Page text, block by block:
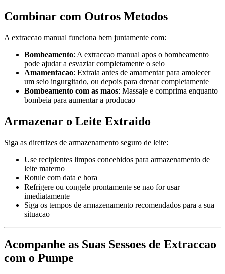
Combinar com Outros Metodos
A extraccao manual funciona bem juntamente com:
Bombeamento: A extraccao manual apos o bombeamento
pode ajudar a esvaziar completamente o seio
Amamentacao: Extraia antes de amamentar para amolecer
um seio ingurgitado, ou depois para drenar completamente
Bombeamento com as maos: Massaje e comprima enquanto
bombeia para aumentar a producao
Armazenar o Leite Extraido
Siga as diretrizes de armazenamento seguro de leite:
Use recipientes limpos concebidos para armazenamento de
leite materno
Rotule com data e hora
Refrigere ou congele prontamente se nao for usar
imediatamente
Siga os tempos de armazenamento recomendados para a sua
situacao
Acompanhe as Suas Sessoes de Extraccao
com o Pumpe